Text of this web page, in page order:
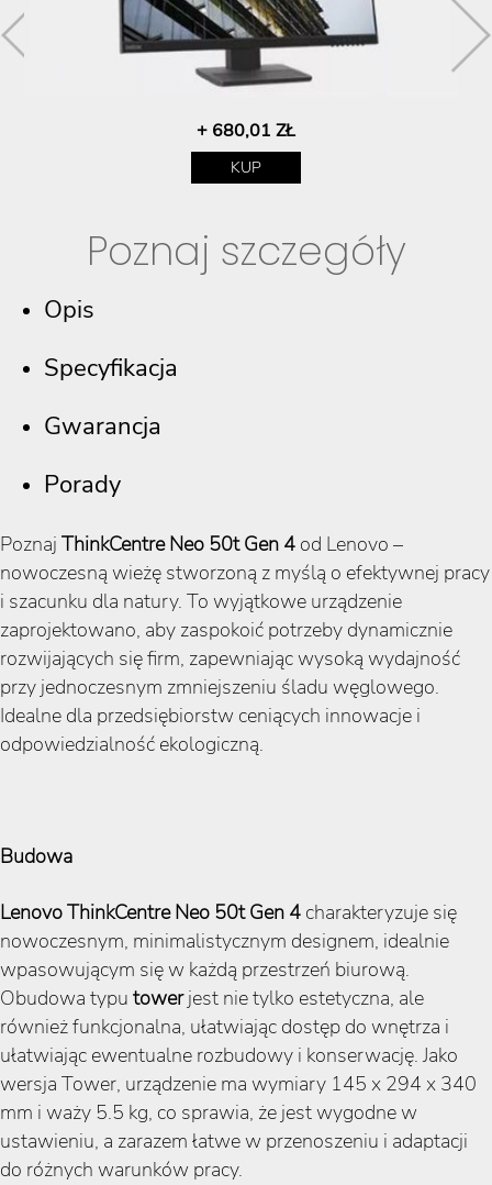
+ 680,01 ZŁ
KUP
Poznaj szczegóły
Opis
Specyfikacja
Gwarancja
Porady
Poznaj ThinkCentre Neo 50t Gen 4 od Lenovo –
nowoczesną wieżę stworzoną z myślą o efektywnej pracy
i szacunku dla natury. To wyjątkowe urządzenie
zaprojektowano, aby zaspokoić potrzeby dynamicznie
rozwijających się firm, zapewniając wysoką wydajność
przy jednoczesnym zmniejszeniu śladu węglowego.
Idealne dla przedsiębiorstw ceniących innowacje i
odpowiedzialność ekologiczną.
Budowa
Lenovo ThinkCentre Neo 50t Gen 4 charakteryzuje się
nowoczesnym, minimalistycznym designem, idealnie
wpasowującym się w każdą przestrzeń biurową.
Obudowa typu towerjest nie tylko estetyczna, ale
również funkcjonalna, ułatwiając dostęp do wnętrza i
ułatwiając ewentualne rozbudowy i konserwację. Jako
wersja Tower, urządzenie ma wymiary 145 x 294 x 340
mm i waży 5.5 kg, co sprawia, że jest wygodne w
ustawieniu, a zarazem łatwe w przenoszeniu i adaptacji
do różnych warunków pracy.